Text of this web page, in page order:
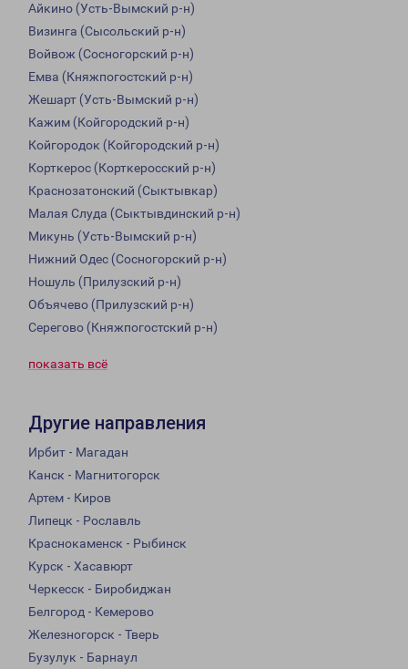
Айкино (Усть-Вымский р-н)
Визинга (Сысольский р-н)
Войвож (Сосногорский р-н)
Емва (Княжпогостский р-н)
Жешарт (Усть-Вымский р-н)
Кажим (Койгородский р-н)
Койгородок (Койгородский р-н)
Корткерос (Корткеросский р-н)
Краснозатонский (Сыктывкар)
Малая Слуда (Сыктывдинский р-н)
Микунь (Усть-Вымский р-н)
Нижний Одес (Сосногорский р-н)
Ношуль (Прилузский р-н)
Объячево (Прилузский р-н)
Серегово (Княжпогостский р-н)
показать всё
Другие направления
Ирбит - Магадан
Канск - Магнитогорск
Артем - Киров
Липецк - Рославль
Краснокаменск - Рыбинск
Курск - Хасавюрт
Черкесск - Биробиджан
Белгород - Кемерово
Железногорск - Тверь
Бузулук - Барнаул